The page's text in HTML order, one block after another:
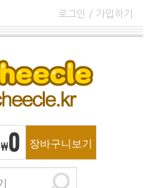
로그인 / 가입하기
₩0 장바구니보기